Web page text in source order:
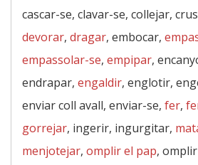
cascar-se, clavar-se, collejar,
devorar, dragar, embocar,
empassolar-se, empipar,
endrapar, engaldir, englotir,
enviar coll avall, enviar-se, fer,
gorrejar, ingerir, ingurgitar,
menjotejar, omplir el pap,